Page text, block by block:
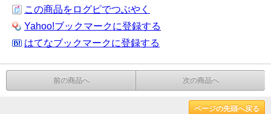
この商品をログピでつぶやく
Yahoo!ブックマークに登録する
はてなブックマークに登録する
前の商品へ 次の商品へ
ページの先頭へ戻る